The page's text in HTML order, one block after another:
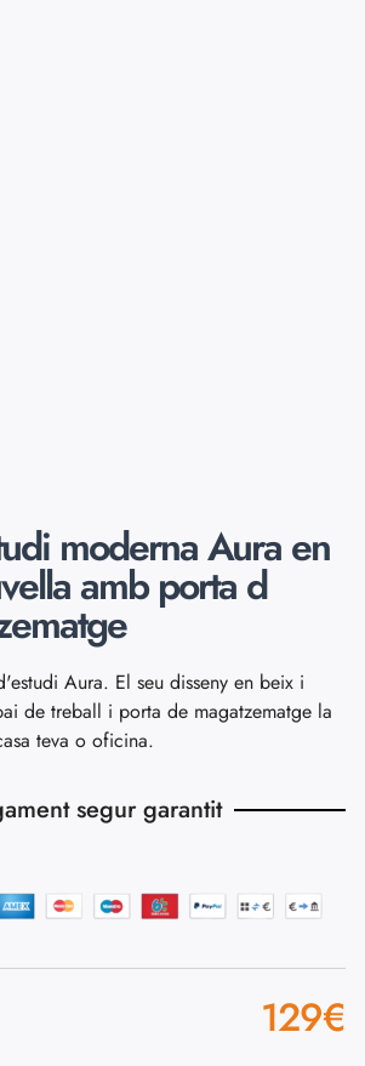
moderna Aura en
amb porta d
Aura. El seu disseny en beix i
de treball i porta de magatzematge la
teva o oficina.
segur garantit
129€